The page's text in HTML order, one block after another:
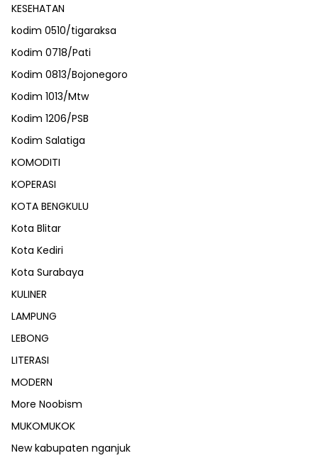
KESEHATAN
kodim 0510/tigaraksa
Kodim 0718/Pati
Kodim 0813/Bojonegoro
Kodim 1013/Mtw
Kodim 1206/PSB
Kodim Salatiga
KOMODITI
KOPERASI
KOTA BENGKULU
Kota Blitar
Kota Kediri
Kota Surabaya
KULINER
LAMPUNG
LEBONG
LITERASI
MODERN
More Noobism
MUKOMUKOK
New kabupaten nganjuk